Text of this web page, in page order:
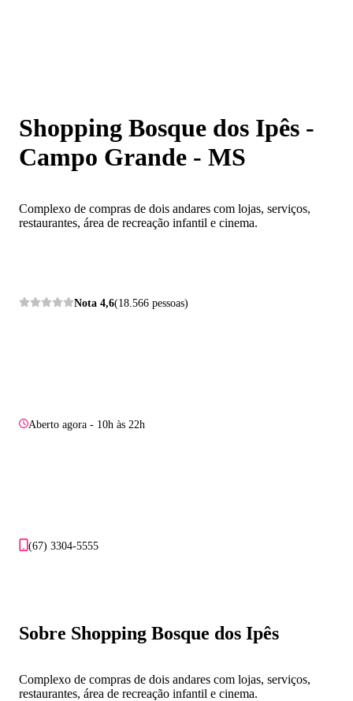
Shopping Bosque dos Ipês -
Campo Grande - MS
Complexo de compras de dois andares com lojas, serviços,
restaurantes, área de recreação infantil e cinema.
Nota 4,6(18.566 pessoas)
Aberto agora - 10h às 22h
(67) 3304-5555
Sobre Shopping Bosque dos Ipês
Complexo de compras de dois andares com lojas, serviços,
restaurantes, área de recreação infantil e cinema.